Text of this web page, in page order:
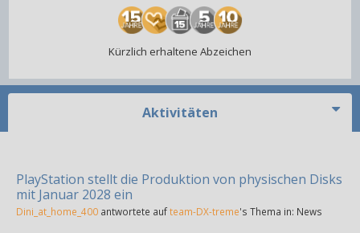
Kürzlich erhaltene Abzeichen
Aktivitäten
PlayStation stellt die Produktion von physischen Disks
mit Januar 2028 ein
Dini_at_home_400 antwortete aufteam-DX-treme's Thema in: News